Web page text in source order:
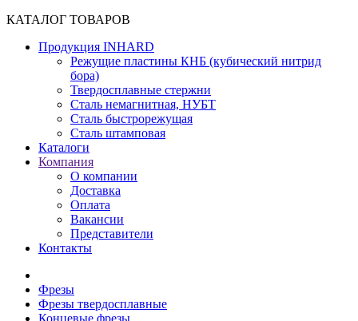
КАТАЛОГ ТОВАРОВ
Продукция INHARD
Режущие пластины КНБ (кубический нитрид
бора)
Твердосплавные стержни
Сталь немагнитная, НУБТ
Сталь быстрорежущая
Сталь штамповая
Каталоги
Компания
О компании
Доставка
Оплата
Вакансии
Представители
Контакты
Фрезы
Фрезы твердосплавные
Концевые фрезы